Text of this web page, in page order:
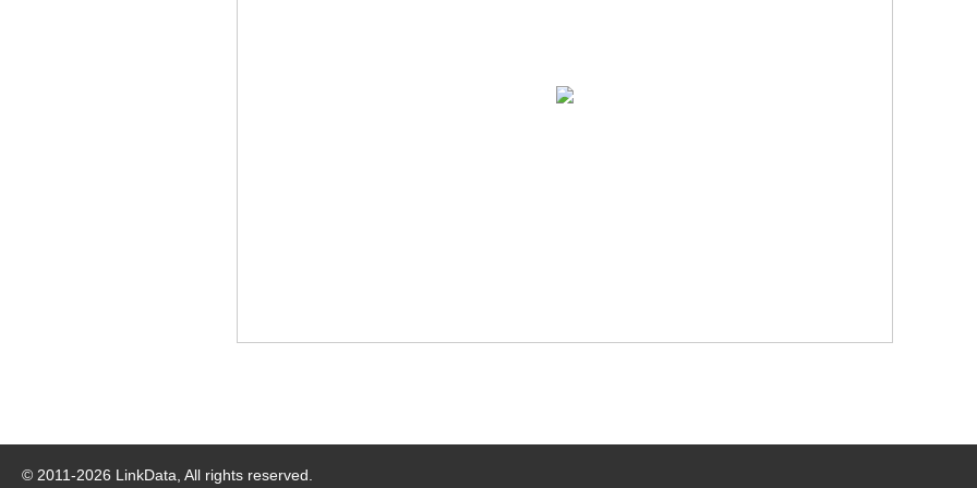
© 2011-2026 LinkData, All rights reserved.